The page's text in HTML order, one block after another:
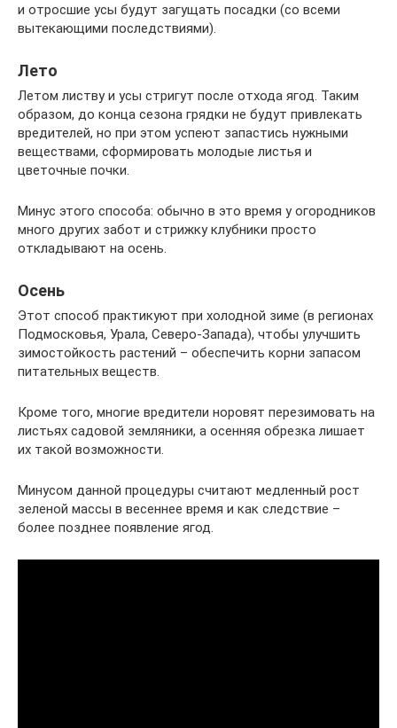
и отросшие усы будут загущать посадки (со всеми
вытекающими последствиями).
Лето
Летом листву и усы стригут после отхода ягод. Таким
образом, до конца сезона грядки не будут привлекать
вредителей, но при этом успеют запастись нужными
веществами, сформировать молодые листья и
цветочные почки.
Минус этого способа: обычно в это время у огородников
много других забот и стрижку клубники просто
откладывают на осень.
Осень
Этот способ практикуют при холодной зиме (в регионах
Подмосковья, Урала, Северо-Запада), чтобы улучшить
зимостойкость растений – обеспечить корни запасом
питательных веществ.
Кроме того, многие вредители норовят перезимовать на
листьях садовой земляники, а осенняя обрезка лишает
их такой возможности.
Минусом данной процедуры считают медленный рост
зеленой массы в весеннее время и как следствие –
более позднее появление ягод.